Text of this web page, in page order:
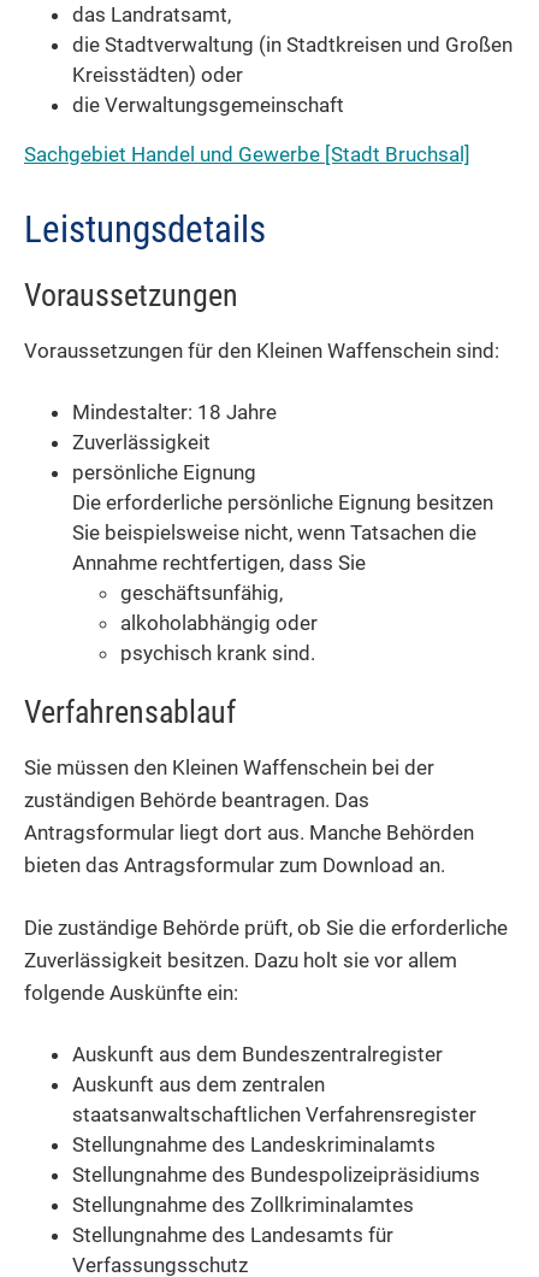
das Landratsamt,
die Stadtverwaltung (in Stadtkreisen und Großen
Kreisstädten) oder
die Verwaltungsgemeinschaft
Sachgebiet Handel und Gewerbe [Stadt Bruchsal]
Leistungsdetails
Voraussetzungen
Voraussetzungen für den Kleinen Waffenschein sind:
Mindestalter: 18 Jahre
Zuverlässigkeit
persönliche Eignung
Die erforderliche persönliche Eignung besitzen
Sie beispielsweise nicht, wenn Tatsachen die
Annahme rechtfertigen, dass Sie
geschäftsunfähig,
alkoholabhängig oder
psychisch krank sind.
Verfahrensablauf
Sie müssen den Kleinen Waffenschein bei der
zuständigen Behörde beantragen. Das
Antragsformular liegt dort aus. Manche Behörden
bieten das Antragsformular zum Download an.
Die zuständige Behörde prüft, ob Sie die erforderliche
Zuverlässigkeit besitzen. Dazu holt sie vor allem
folgende Auskünfte ein:
Auskunft aus dem Bundeszentralregister
Auskunft aus dem zentralen
staatsanwaltschaftlichen Verfahrensregister
Stellungnahme des Landeskriminalamts
Stellungnahme des Bundespolizeipräsidiums
Stellungnahme des Zollkriminalamtes
Stellungnahme des Landesamts für
Verfassungsschutz